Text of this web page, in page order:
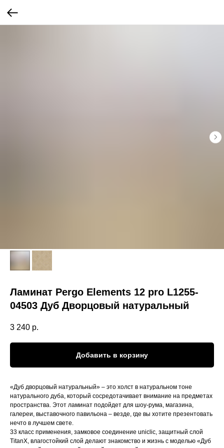
Ламинат Pergo Elements 12 pro L1255-
04503 Дуб Дворцовый натуральный
3 240 р.
Добавить в корзину
«Дуб дворцовый натуральный» – это холст в натуральном тоне
натурального дуба, который сосредотачивает внимание на предметах
пространства. Этот ламинат подойдет для шоу-рума, магазина,
галереи, выставочного павильона – везде, где вы хотите презентовать
нечто в лучшем свете.
33 класс применения, замковое соединение uniclic, защитный слой
TitanX, влагостойкий слой делают знакомство и жизнь с моделью «Дуб